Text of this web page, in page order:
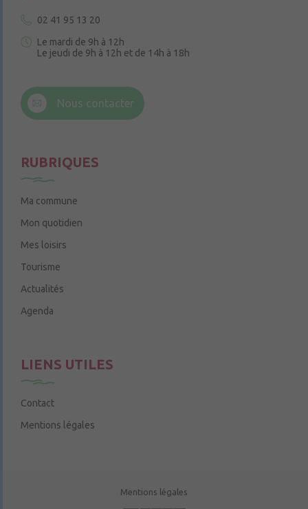
02 41 95 13 20
Le mardi de 9h à 12h
Le jeudi de 9h à 12h et de 14h à 18h
Nous contacter
RUBRIQUES
Ma commune
Mon quotidien
Mes loisirs
Tourisme
Actualités
Agenda
LIENS UTILES
Contact
Mentions légales
Mentions légales